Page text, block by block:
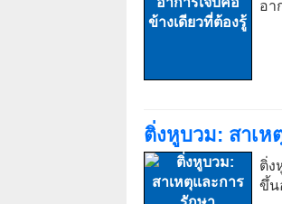
อา
ติ่งหูบวม: สาเห
ติ่ง
ขึ้น